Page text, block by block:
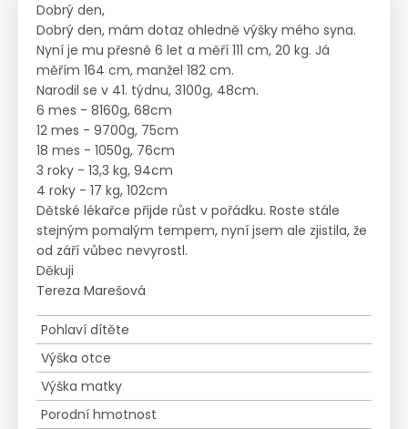
Dobrý den,
Dobrý den, mám dotaz ohledně výšky mého syna.
Nyní je mu přesně 6 let a měří 111 cm, 20 kg. Já
měřím 164 cm, manžel 182 cm.
Narodil se v 41. týdnu, 3100g, 48cm.
6 mes - 8160g, 68cm
12 mes - 9700g, 75cm
18 mes - 1050g, 76cm
3 roky - 13,3 kg, 94cm
4 roky - 17 kg, 102cm
Dětské lékařce přijde růst v pořádku. Roste stále
stejným pomalým tempem, nyní jsem ale zjistila, že
od září vůbec nevyrostl.
Děkuji
Tereza Marešová
Pohlaví dítěte
Výška otce
Výška matky
Porodní hmotnost